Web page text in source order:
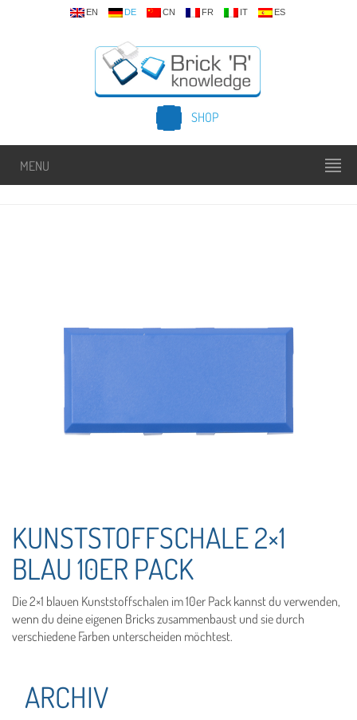
EN DE CN FR IT ES
SHOP
MENU
KUNSTSTOFFSCHALE 2×1
BLAU 10ER PACK
Die 2×1 blauen Kunststoffschalen im 10er Pack kannst du verwenden,
wenn du deine eigenen Bricks zusammenbaust und sie durch
verschiedene Farben unterscheiden möchtest.
ARCHIV